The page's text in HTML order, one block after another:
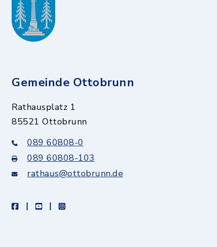
Gemeinde Ottobrunn
Rathausplatz 1
85521 Ottobrunn
089 60808-0
089 60808-103
rathaus@ottobrunn.de
facebookyoutubeinstagram